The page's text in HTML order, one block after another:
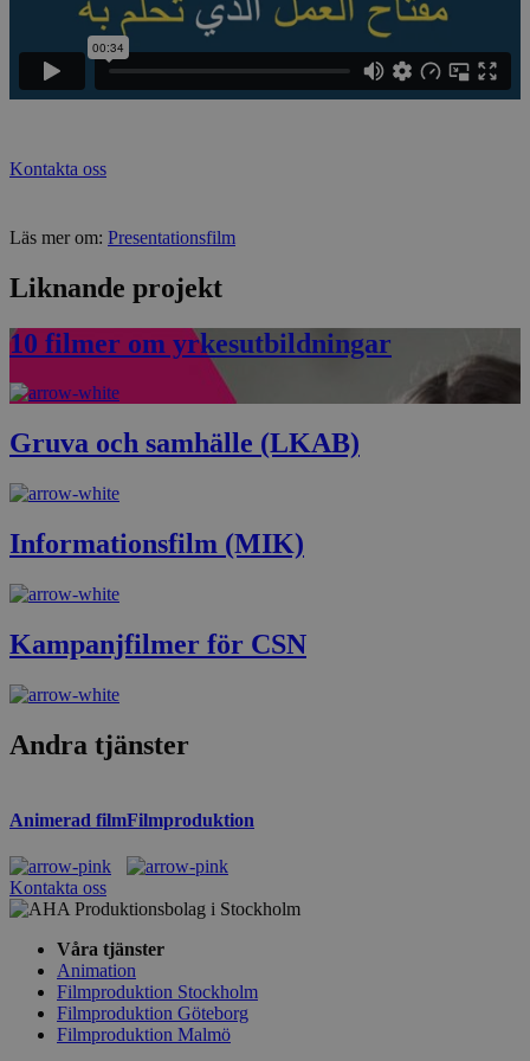
Kontakta oss
Läs mer om: Presentationsfilm
Liknande projekt
10 filmer om yrkesutbildningar
Gruva och samhälle (LKAB)
Informationsfilm (MIK)
Kampanjfilmer för CSN
Andra tjänster
Animerad filmFilmproduktion
Kontakta oss
Våra tjänster
Animation
Filmproduktion Stockholm
Filmproduktion Göteborg
Filmproduktion Malmö